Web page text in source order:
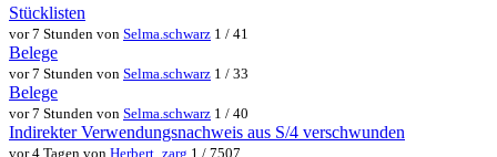
Stücklisten
vor 7 Stunden von Selma.schwarz 1 / 41
Belege
vor 7 Stunden von Selma.schwarz 1 / 33
Belege
vor 7 Stunden von Selma.schwarz 1 / 40
Indirekter Verwendungsnachweis aus S/4 verschwunden
vor 4 Tagen von Herbert_zarg 1 / 7507